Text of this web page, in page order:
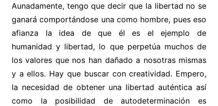
Aunadamente, tengo que decir que la libertad no se
ganará comportándose una como hombre, pues eso
afianza la idea de que él es el ejemplo de
humanidad y libertad, lo que perpetúa muchos de
los valores que nos han dañado a nosotras mismas
y a ellos. Hay que buscar con creatividad. Empero,
la necesidad de obtener una libertad auténtica así
como la posibilidad de autodeterminación es